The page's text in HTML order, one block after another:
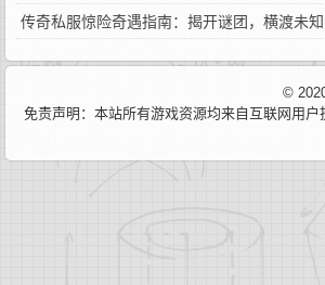
传奇私服惊险奇遇指南：揭开谜团，横渡未
©
免责声明：本站所有游戏资源均来自互联网用